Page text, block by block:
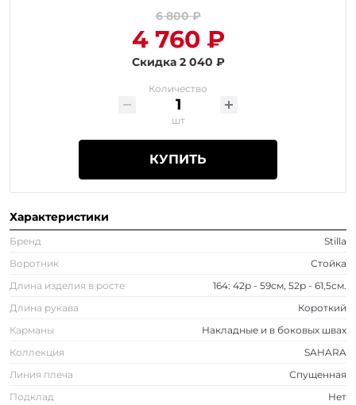
6 800 ₽
4 760 ₽
Скидка 2 040 ₽
Количество
шт
КУПИТЬ
Характеристики
Бренд
Stilla
Воротник
Стойка
Длина изделия в росте
164: 42р - 59см, 52р - 61,5см.
Длина рукава
Короткий
Карманы
Накладные и в боковых швах
Коллекция
SAHARA
Линия плеча
Спущенная
Подклад
Нет